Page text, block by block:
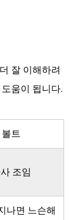
잘 이해하려
움이 됩니다.
볼트
조임
나면 느슨해